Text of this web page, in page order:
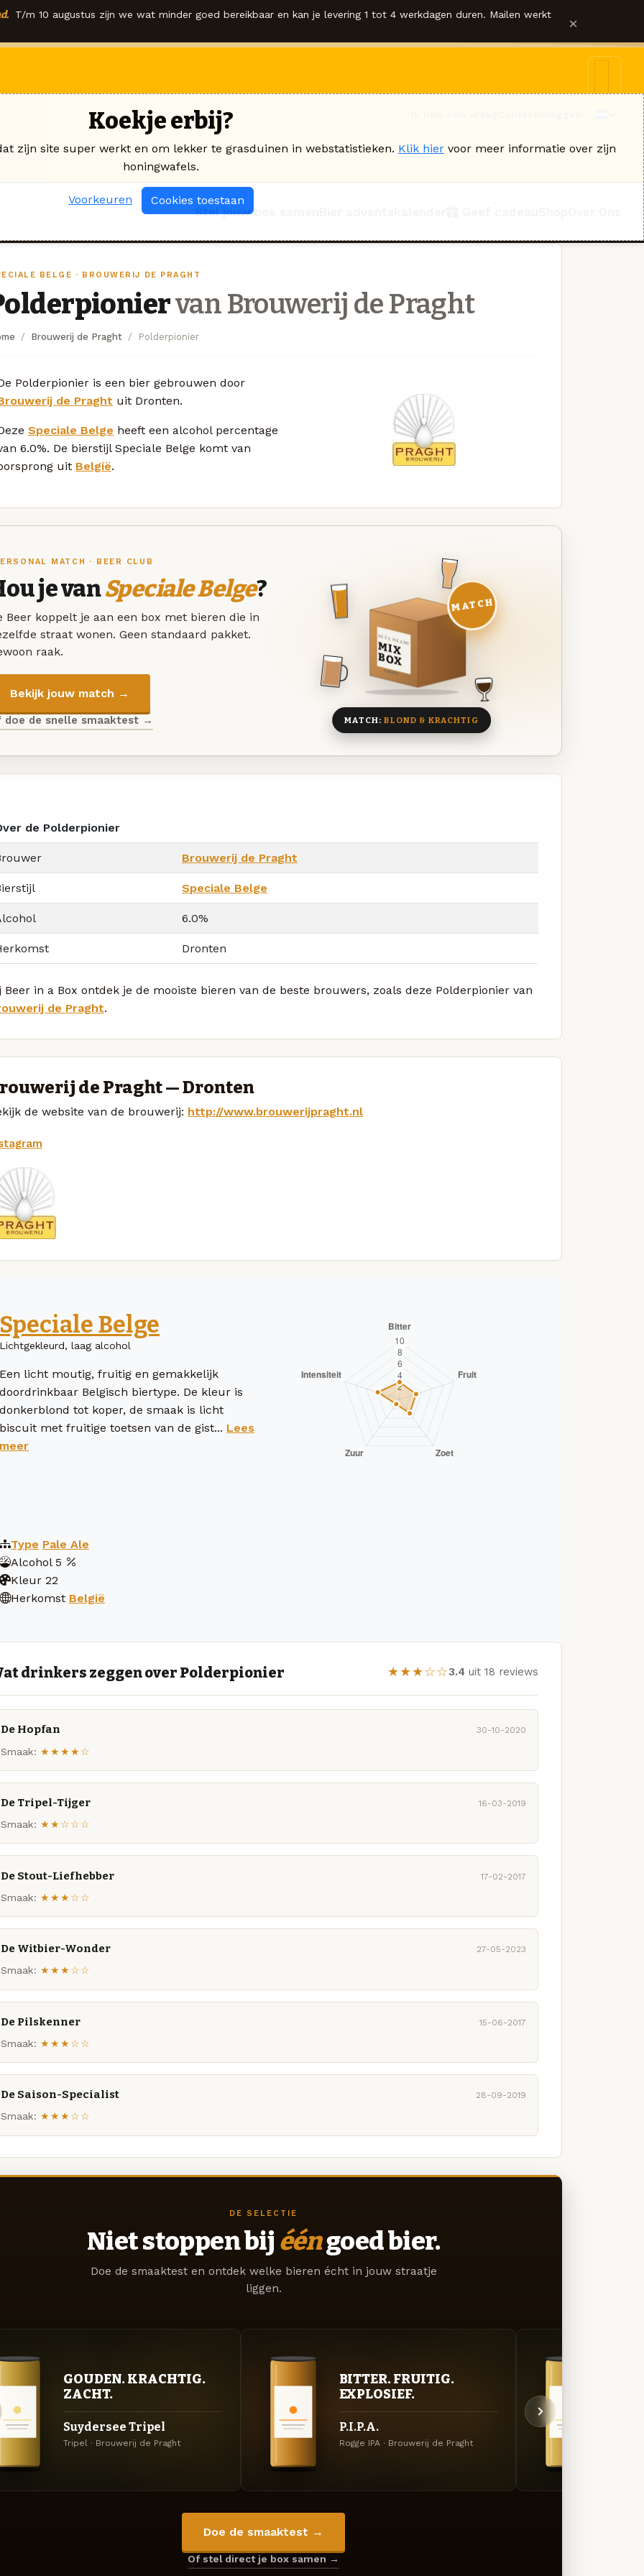
T/m 10 augustus zijn we wat minder goed bereikbaar en kan je levering 1 tot 4 werkdagen duren. Mailen werkt ×
Stel jouw box samen
BELGE · BROUWERIJ DE PRAGHT
van Brouwerij de Praght
Brouwerij de Praght Polderpionier
Polderpionier is een bier gebrouwen door
de Praght uit Dronten.
Speciale Belge heeft een alcohol percentage
6.0%. De bierstijl Speciale Belge komt van
uit België.
MATCH · BEER CLUB
je vanSpeciale Belge?
Beer koppelt je aan een box met bieren die in
straat wonen. Geen standaard pakket.
raak.
Bekijk jouw match →
doe de snelle smaaktest →
DEZE MAAND
MIX
BOX
8 BIEREN
MATCH
MATCH:BLOND & KRACHTIG
de Polderpionier
Brouwerij de Praght
Speciale Belge
6.0%
Dronten
Beer in a Box ontdek je de mooiste bieren van de beste brouwers, zoals deze Polderpionier van
de Praght.
de Praght — Dronten
de website van de brouwerij: http://www.brouwerijpraght.nl
Speciale Belge
Lichtgekleurd, laag alcohol
Een licht moutig, fruitig en gemakkelijk
doordrinkbaar Belgisch biertype. De kleur is
donkerblond tot koper, de smaak is licht
biscuit met fruitige toetsen van de gist... Lees
meer
Type Pale Ale
Alcohol 5
Kleur 22
Herkomst België
drinkers zeggen over Polderpionier ★★★☆☆3.4 uit 18 reviews
De Hopfan 30-10-2020
Smaak: ★★★★☆
De Tripel-Tijger 16-03-2019
Smaak: ★★☆☆☆
De Stout-Liefhebber 17-02-2017
Smaak: ★★★☆☆
De Witbier-Wonder 27-05-2023
Smaak: ★★★☆☆
De Pilskenner 15-06-2017
Smaak: ★★★☆☆
De Saison-Specialist 28-09-2019
Smaak: ★★★☆☆
DE SELECTIE
Niet stoppen bij ééngoed bier.
Doe de smaaktest en ontdek welke bieren écht in jouw straatje
liggen.
GOUDEN. KRACHTIG.
ZACHT.
Suydersee Tripel
Tripel · Brouwerij de Praght
BITTER. FRUITIG.
EXPLOSIEF.
P.I.P.A.
Rogge IPA · Brouwerij de Praght
Doe de smaaktest →
Of stel direct je box samen →
Koekje erbij?
zijn site super werkt en om lekker te grasduinen in webstatistieken. Klik hier voor meer informatie over zijn
honingwafels.
Voorkeuren Cookies toestaan